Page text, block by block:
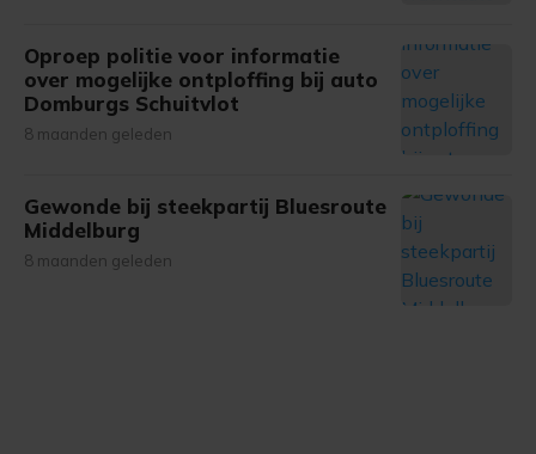
Oproep politie voor informatie
over mogelijke ontploffing bij auto
Domburgs Schuitvlot
8 maanden geleden
Gewonde bij steekpartij Bluesroute
Middelburg
8 maanden geleden